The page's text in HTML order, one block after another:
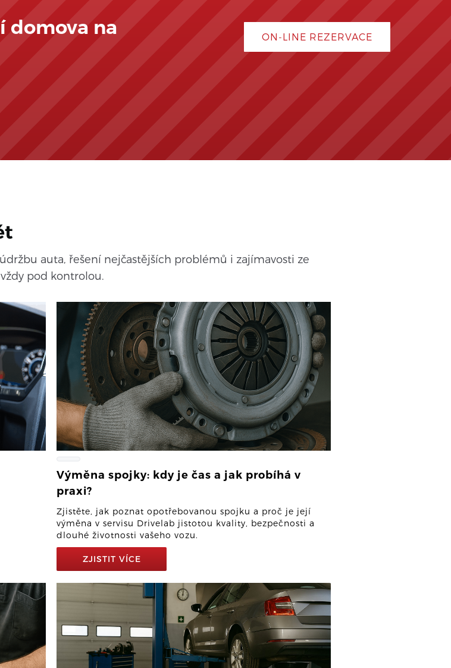
domova na
ON-LINE REZERVACE
auta, řešení nejčastějších problémů i zajímavosti ze
pod kontrolou.
Výměna spojky: kdy je čas a jak probíhá v
praxi?
Zjistěte, jak poznat opotřebovanou spojku a proč je její
výměna v servisu Drivelab jistotou kvality, bezpečnosti a
dlouhé životnosti vašeho vozu.
ZJISTIT VÍCE